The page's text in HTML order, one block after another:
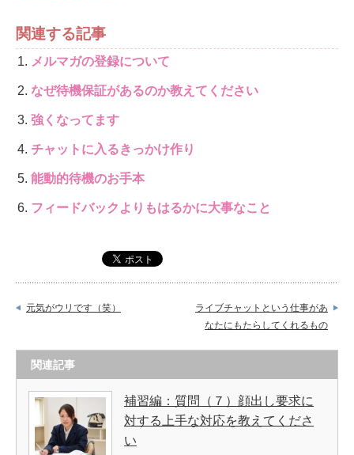
関連する記事
メルマガの登録について
なぜ待機保証があるのか教えてください
強くなってます
チャットに入るきっかけ作り
能動的待機のお手本
フィードバックよりもはるかに大事なこと
元気がウリです（笑）
ライブチャットという仕事があ
なたにもたらしてくれるもの
関連記事
補習編：質問（７）顔出し要求に
対する上手な対応を教えてくださ
い